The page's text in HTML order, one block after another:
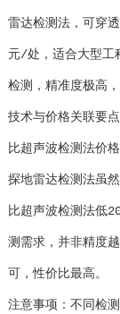
雷达检测法，可穿
元/处，适合大型工
检测，精准度极高
技术与价格关联要
比超声波检测法价
探地雷达检测法虽
比超声波检测法低
测需求，并非精度
可，性价比最高。
注意事项：不同检